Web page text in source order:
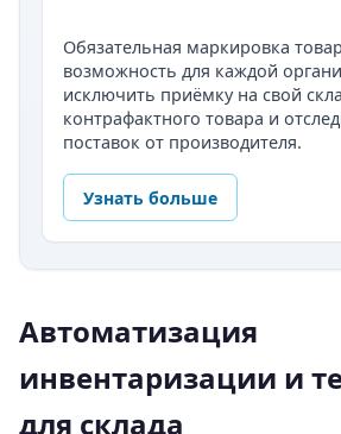
Обязательная маркировка
возможность для каждой
исключить приёмку на свой
контрафактного товара и
поставок от производителя.
Узнать больше
Автоматизация
инвентаризации и
для склада